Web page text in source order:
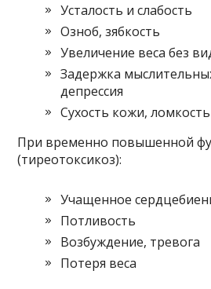
Усталость и слабость
Озноб, зябкость
Увеличение веса без
Задержка
депрессия
Сухость кожи,
При временно повышенной
(тиреотоксикоз):
Учащенное
Потливость
Возбуждение, тревога
Потеря веса